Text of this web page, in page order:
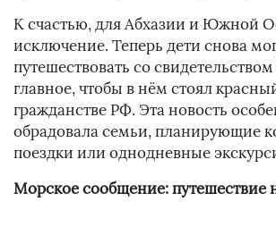
К счастью, для Абхазии и Южной
исключение. Теперь дети снова
путешествовать со
главное, чтобы в нём стоял
гражданстве РФ. Эта новость
обрадовала семьи, планирующие
поездки или однодневные
Морское сообщение: путешествие